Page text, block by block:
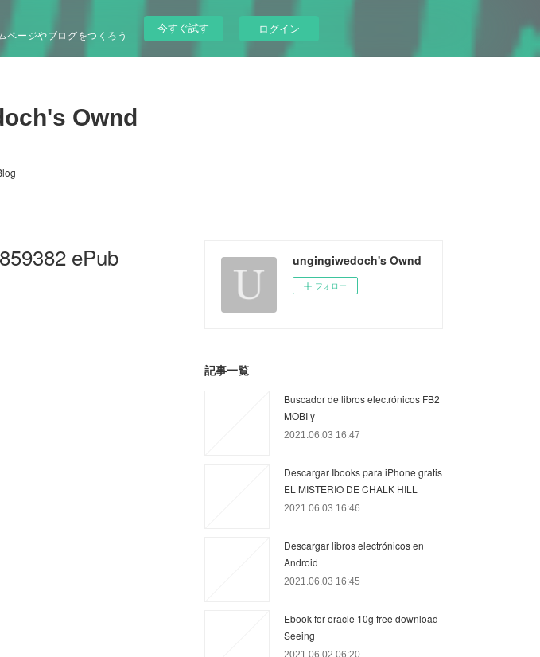
ページやブログをつくろう
今すぐ試す ログイン
Ownd
ePub ungingiwedoch's Ownd
フォロー
記事一覧
Buscador de libros electrónicos FB2
MOBI y
2021.06.03 16:47
Descargar Ibooks para iPhone gratis
EL MISTERIO DE CHALK HILL
2021.06.03 16:46
Descargar libros electrónicos en
Android
2021.06.03 16:45
Ebook for oracle 10g free download
Seeing
2021.06.02 06:20